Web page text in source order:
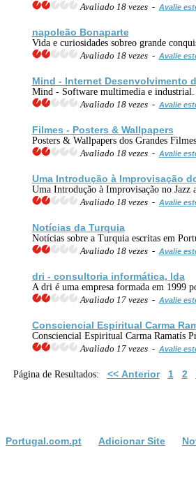
Avaliado 18 vezes - Avalie
napoleão Bonaparte
Vida e curiosidades sobreo grande
Avaliado 18 vezes - Avalie
Mind - Internet Desenvolvimento
Mind - Software multimedia e industrial.
Avaliado 18 vezes - Avalie
Filmes - Posters & Wallpapers
Posters & Wallpapers dos Grandes
Avaliado 18 vezes - Avalie
Uma Introdução à Improvisação
Uma Introdução à Improvisação no Jazz
Avaliado 18 vezes - Avalie
Notícias da Turquia
Notícias sobre a Turquia escritas em
Avaliado 18 vezes - Avalie
dri - consultoria informática, lda
A dri é uma empresa formada em 1999
Avaliado 17 vezes - Avalie
Consciencial Espiritual Carma
Consciencial Espiritual Carma Ramatís
Avaliado 17 vezes - Avalie
Página de Resultados: << Anterior 1 2
Portugal.com.pt Adicionar Site